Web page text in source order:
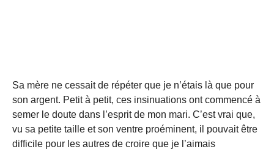
Sa mère ne cessait de répéter que je n’étais là que pour
son argent. Petit à petit, ces insinuations ont commencé à
semer le doute dans l’esprit de mon mari. C’est vrai que,
vu sa petite taille et son ventre proéminent, il pouvait être
difficile pour les autres de croire que je l’aimais